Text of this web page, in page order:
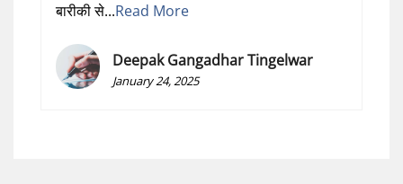
बारीकी से...Read More
Deepak Gangadhar Tingelwar
January 24, 2025